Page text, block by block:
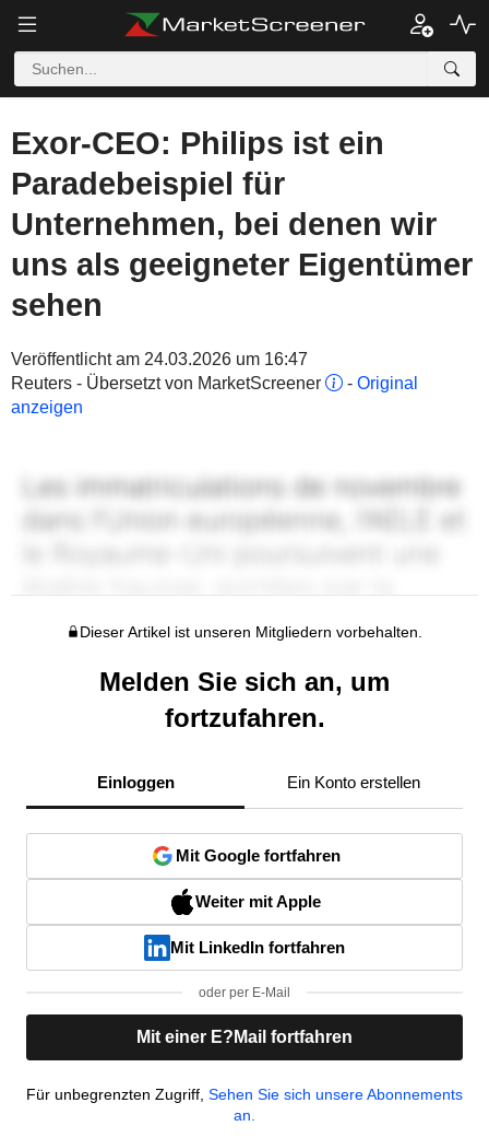
Exor-CEO: Philips ist ein
Paradebeispiel für
Unternehmen, bei denen wir
uns als geeigneter Eigentümer
sehen
Veröffentlicht am 24.03.2026 um 16:47
Reuters - Übersetzt von MarketScreener
- Original
anzeigen
Dieser Artikel ist unseren Mitgliedern vorbehalten.
Melden Sie sich an, um
fortzufahren.
Einloggen Ein Konto erstellen
Mit Google fortfahren
Weiter mit Apple
Mit LinkedIn fortfahren
oder per E-Mail
Mit einer E?Mail fortfahren
Für unbegrenzten Zugriff, Sehen Sie sich unsere Abonnements
an.